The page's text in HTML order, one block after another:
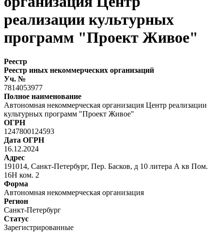
реализации культурных
программ "Проект Живое"
Реестр
Реестр иных некоммерческих организаций
Уч. №
7814053977
Полное наименование
Автономная некоммерческая организация Центр реализации
культурных программ "Проект Живое"
ОГРН
1247800124593
Дата ОГРН
16.12.2024
Адрес
191014, Санкт-Петербург, Пер. Басков, д 10 литера А кв Пом.
16Н ком. 2
Форма
Автономная некоммерческая организация
Регион
Санкт-Петербург
Статус
Зарегистрированные